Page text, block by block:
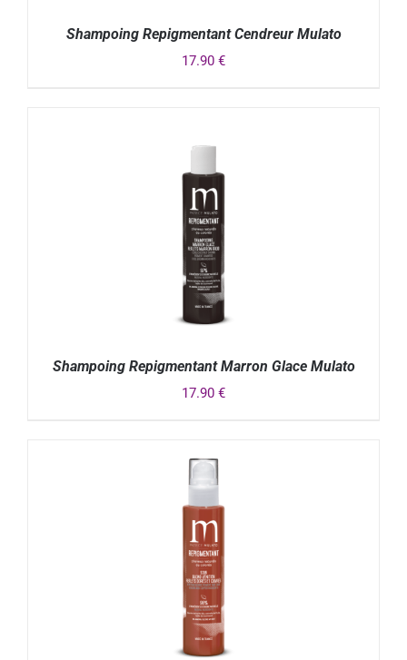
Shampoing Repigmentant Cendreur Mulato
17.90 €
Shampoing Repigmentant Marron Glace Mulato
17.90 €